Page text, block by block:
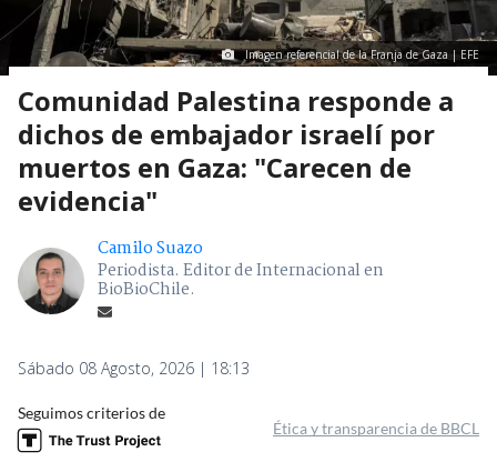
Imagen referencial de la Franja de Gaza | EFE
Comunidad Palestina responde a
dichos de embajador israelí por
muertos en Gaza: "Carecen de
evidencia"
Camilo Suazo
Periodista. Editor de Internacional en
BioBioChile.
Sábado 08 Agosto, 2026 | 18:13
Seguimos criterios de
Ética y transparencia de BBCL